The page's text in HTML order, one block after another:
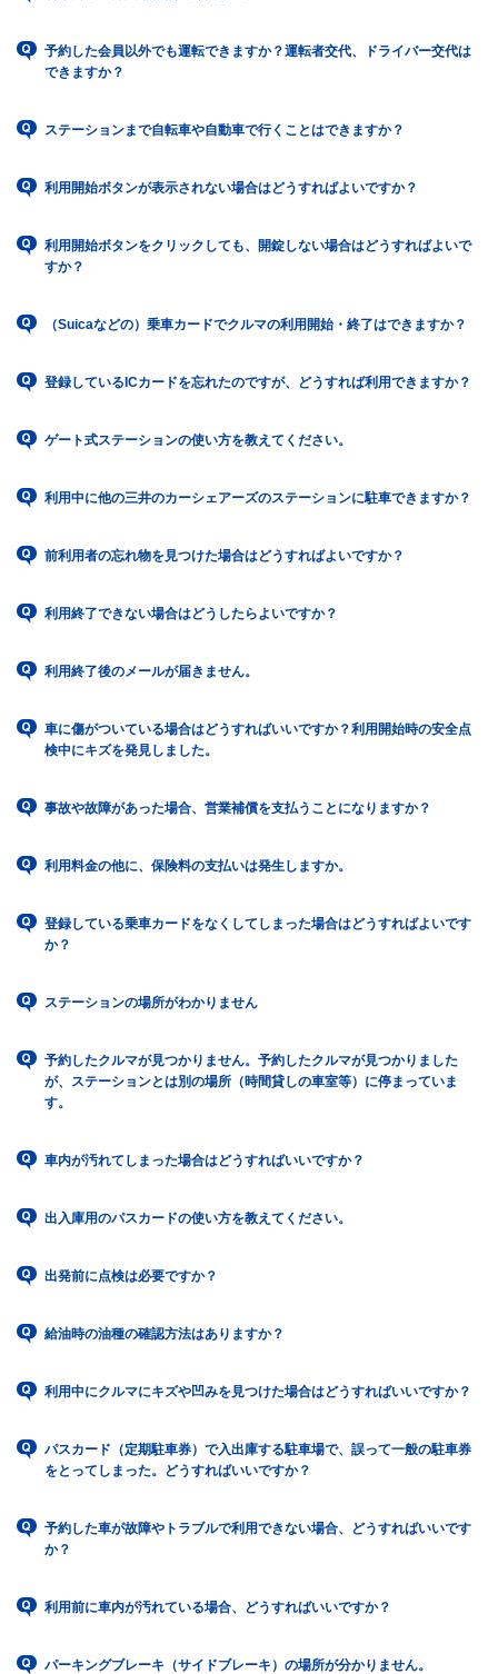
予約した会員以外でも運転できますか？運転者交代、ドライバー交代は
できますか？
ステーションまで自転車や自動車で行くことはできますか？
利用開始ボタンが表示されない場合はどうすればよいですか？
利用開始ボタンをクリックしても、開錠しない場合はどうすればよいで
すか？
（Suicaなどの）乗車カードでクルマの利用開始・終了はできますか？
登録しているICカードを忘れたのですが、どうすれば利用できますか？
ゲート式ステーションの使い方を教えてください。
利用中に他の三井のカーシェアーズのステーションに駐車できますか？
前利用者の忘れ物を見つけた場合はどうすればよいですか？
利用終了できない場合はどうしたらよいですか？
利用終了後のメールが届きません。
車に傷がついている場合はどうすればいいですか？利用開始時の安全点
検中にキズを発見しました。
事故や故障があった場合、営業補償を支払うことになりますか？
利用料金の他に、保険料の支払いは発生しますか。
登録している乗車カードをなくしてしまった場合はどうすればよいです
か？
ステーションの場所がわかりません
予約したクルマが見つかりません。予約したクルマが見つかりました
が、ステーションとは別の場所（時間貸しの車室等）に停まっていま
す。
車内が汚れてしまった場合はどうすればいいですか？
出入庫用のパスカードの使い方を教えてください。
出発前に点検は必要ですか？
給油時の油種の確認方法はありますか？
利用中にクルマにキズや凹みを見つけた場合はどうすればいいですか？
パスカード（定期駐車券）で入出庫する駐車場で、誤って一般の駐車券
をとってしまった。どうすればいいですか？
予約した車が故障やトラブルで利用できない場合、どうすればいいです
か？
利用前に車内が汚れている場合、どうすればいいですか？
パーキングブレーキ（サイドブレーキ）の場所が分かりません。